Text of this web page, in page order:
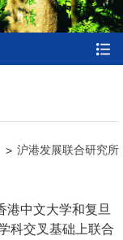
> 沪港发展联合研究所
港中文大学和复旦
科交叉基础上联合